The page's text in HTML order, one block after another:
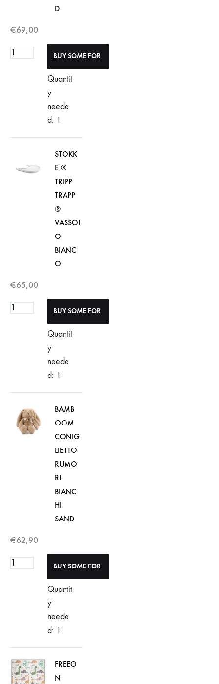
D
€69,00
Quantit
y
neede
d: 1
STOKK
E ®
TRIPP
TRAPP
®
VASSOI
O
BIANC
O
€65,00
Quantit
y
neede
d: 1
BAMB
OOM
CONIG
LIETTO
RUMO
RI
BIANC
HI
SAND
€62,90
Quantit
y
neede
d: 1
FREEO
N